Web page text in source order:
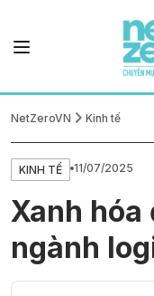
NetZeroVN Kinh tế
KINH TẾ 11/07/2025
Xanh hóa
ngành